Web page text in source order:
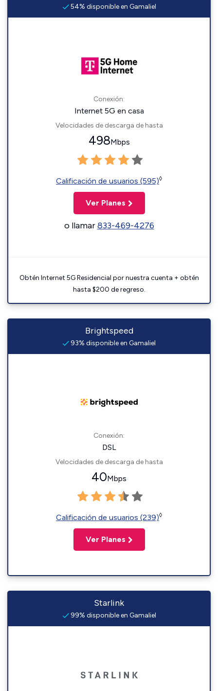
54% disponible en Gamaliel
Conexión:
Internet 5G en casa
Velocidades de descarga de hasta
498Mbps
Calificación de usuarios (595)◊
Ver Planes
o llamar833-469-4276
Obtén Internet 5G Residencial por nuestra cuenta + obtén
hasta $200 de regreso.
Brightspeed
93% disponible en Gamaliel
Conexión:
DSL
Velocidades de descarga de hasta
40Mbps
Calificación de usuarios (239)◊
Ver Planes
Starlink
99% disponible en Gamaliel